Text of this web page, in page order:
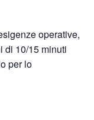
operative,
di 10/15 minuti
per lo